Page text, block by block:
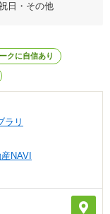
日・その他
クに自信あり
ラリ
NAVI